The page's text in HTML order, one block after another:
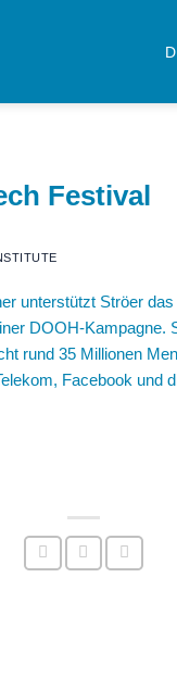
Festival
unterstützt Ströer
DOOH-Kampagne.
rund 35 Millionen
Facebook und